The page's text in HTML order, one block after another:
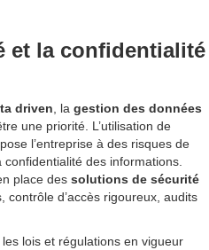
et la confidentialité
driven , la gestion des données
une priorité. L’utilisation de
l’entreprise à des risques de
des informations.
place des solutions de sécurité
contrôle d’accès rigoureux, audits
lois et régulations en vigueur